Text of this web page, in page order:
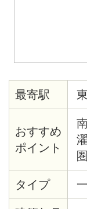
最寄駅
おすすめ
ポイント
タイプ